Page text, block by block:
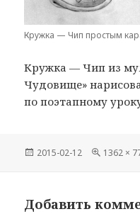
Кружка — Чип простым
Кружка — Чип из
Чудовище»
по поэтапному
Опубликовано
2015-02-12
Полный
1362 ×
Добавить